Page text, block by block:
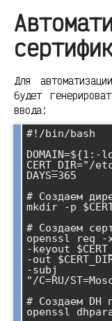
Для
будет
ввода:
#!/bin/bash
CERT_DIR="/
DAYS=365
# Создаем
mkdir -p
# Создаем
openssl req -
-keyout
-out
-subj
"/C=RU/
# Создаем DH
openssl